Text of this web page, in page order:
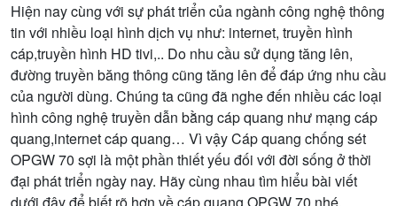
Hiện nay cùng với sự phát triển của ngành công nghệ thông
tin với nhiều loại hình dịch vụ như: internet, truyền hình
cáp,truyền hình HD tivi,.. Do nhu cầu sử dụng tăng lên,
đường truyền băng thông cũng tăng lên để đáp ứng nhu cầu
của người dùng. Chúng ta cũng đã nghe đến nhiều các loại
hình công nghệ truyền dẫn bằng cáp quang như mạng cáp
quang,internet cáp quang… Vì vậy Cáp quang chống sét
OPGW 70 sợi là một phần thiết yếu đối với đời sống ở thời
đại phát triển ngày nay. Hãy cùng nhau tìm hiểu bài viết